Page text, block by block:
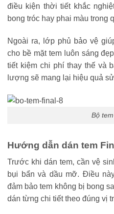
điều kiện thời tiết khắc
bong tróc hay phai màu trong
Ngoài ra, lớp phủ bảo vệ
cho bề mặt tem luôn sáng
tiết kiệm chi phí thay thế và
lượng sẽ mang lại hiệu quả
Bộ
Hướng dẫn dán tem
Trước khi dán tem, cần vệ
bụi bẩn và dầu mỡ. Điều
đảm bảo tem không bị bong
dán từng chi tiết theo đúng vị